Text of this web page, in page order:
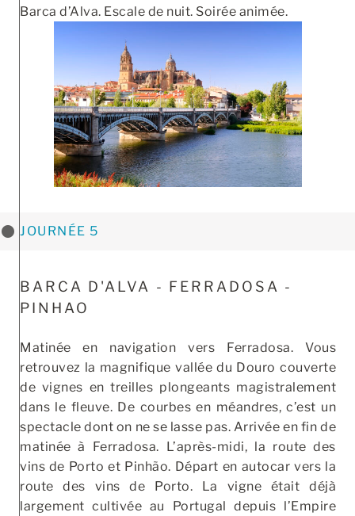
Barca d’Alva. Escale de nuit. Soirée animée.
JOURNÉE 5
BARCA D'ALVA - FERRADOSA -
PINHAO
Matinée en navigation vers Ferradosa. Vous
retrouvez la magnifique vallée du Douro couverte
de vignes en treilles plongeants magistralement
dans le fleuve. De courbes en méandres, c’est un
spectacle dont on ne se lasse pas. Arrivée en fin de
matinée à Ferradosa. L’après-midi, la route des
vins de Porto et Pinhão. Départ en autocar vers la
route des vins de Porto. La vigne était déjà
largement cultivée au Portugal depuis l’Empire